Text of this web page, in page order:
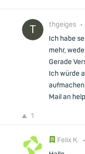
thgeiges •
Ich habe
mehr,
Gerade
Ich würde
Mail an
1
Felix K. •